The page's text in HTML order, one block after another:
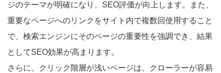
ジのテーマが明確になり、SEO評価が向上します。また、
重要なページへのリンクをサイト内で複数回使用すること
で、検索エンジンにそのページの重要性を強調でき、結果
としてSEO効果が高まります。
さらに、クリック階層が浅いページは、クローラーが容易